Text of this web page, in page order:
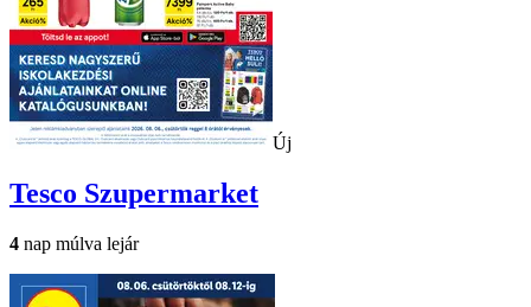
Új
Tesco Szupermarket
4 nap múlva lejár